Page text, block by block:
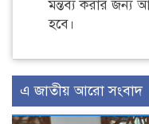
মন্তব্য করার জন্য
হবে।
এ জাতীয় আরো সংবাদ